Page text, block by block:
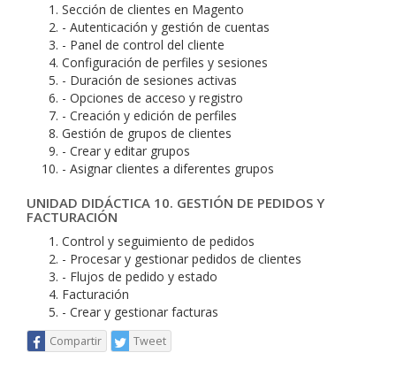
Sección de clientes en Magento
- Autenticación y gestión de cuentas
- Panel de control del cliente
Configuración de perfiles y sesiones
- Duración de sesiones activas
- Opciones de acceso y registro
- Creación y edición de perfiles
Gestión de grupos de clientes
- Crear y editar grupos
- Asignar clientes a diferentes grupos
UNIDAD DIDÁCTICA 10. GESTIÓN DE PEDIDOS Y
FACTURACIÓN
Control y seguimiento de pedidos
- Procesar y gestionar pedidos de clientes
- Flujos de pedido y estado
Facturación
- Crear y gestionar facturas
Compartir Tweet